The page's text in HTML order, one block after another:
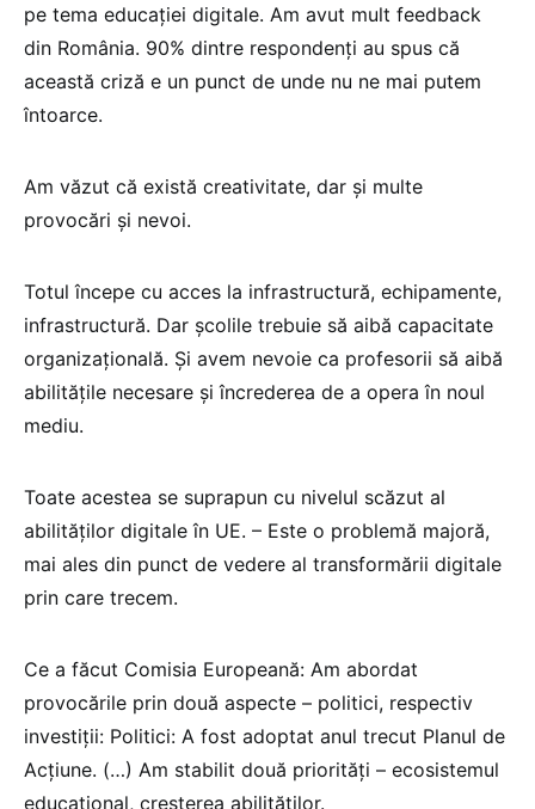
pe tema educației digitale. Am avut mult feedback
din România. 90% dintre respondenți au spus că
această criză e un punct de unde nu ne mai putem
întoarce.
Am văzut că există creativitate, dar și multe
provocări și nevoi.
Totul începe cu acces la infrastructură, echipamente,
infrastructură. Dar școlile trebuie să aibă capacitate
organizațională. Și avem nevoie ca profesorii să aibă
abilitățile necesare și încrederea de a opera în noul
mediu.
Toate acestea se suprapun cu nivelul scăzut al
abilităților digitale în UE. – Este o problemă majoră,
mai ales din punct de vedere al transformării digitale
prin care trecem.
Ce a făcut Comisia Europeană: Am abordat
provocările prin două aspecte – politici, respectiv
investiții: Politici: A fost adoptat anul trecut Planul de
Acțiune. (…) Am stabilit două priorități – ecosistemul
educațional, creșterea abilităților.